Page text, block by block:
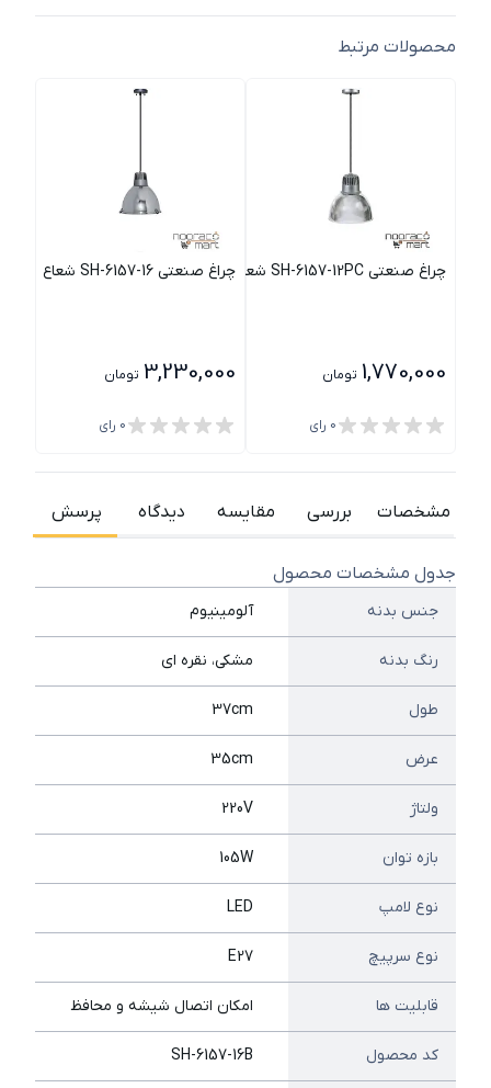
محصولات مرتبط
چراغ صنعتی SH-6157-12PC شعاع
1,770,000 تومان
0 رای
چراغ صنعتی SH-6157-16 شعاع
3,230,000 تومان
0 رای
مشخصات بررسی مقایسه دیدگاه پرسش
جدول مشخصات محصول
جنس بدنه آلومینیوم
رنگ بدنه مشکی، نقره ای
طول 37cm
عرض 35cm
ولتاژ 220V
بازه توان 105W
نوع لامپ LED
نوع سرپیچ E27
قابلیت ها امکان اتصال شیشه و محافظ
کد محصول SH-6157-16B